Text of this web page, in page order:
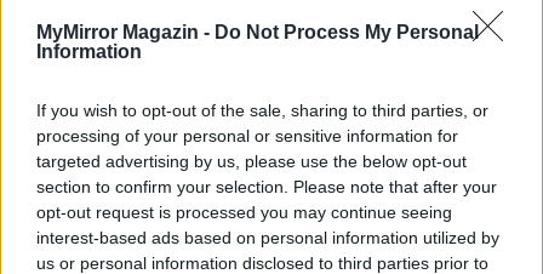
MyMirror Magazin - Do Not Process My Personal
Information
If you wish to opt-out of the sale, sharing to third parties, or
processing of your personal or sensitive information for
targeted advertising by us, please use the below opt-out
section to confirm your selection. Please note that after your
opt-out request is processed you may continue seeing
interest-based ads based on personal information utilized by
us or personal information disclosed to third parties prior to
T. Barnett: Gyilkosság a Garda-tónál 12.
rész
T. szereti a fiatal lányokat 13. rész
Minka 10. rész